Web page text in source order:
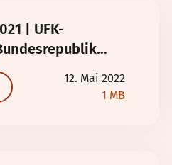
| UFK-
12. Mai 2022
1 MB